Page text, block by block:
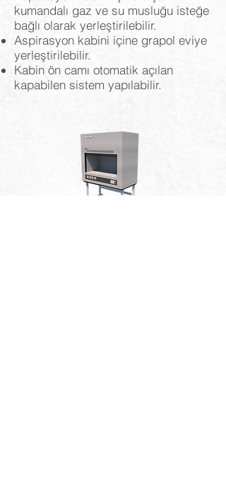
kumandalı gaz ve su musluğu isteğe
bağlı olarak yerleştirilebilir.
Aspirasyon kabini içine grapol eviye
yerleştirilebilir.
Kabin ön camı otomatik açılan
kapabilen sistem yapılabilir.